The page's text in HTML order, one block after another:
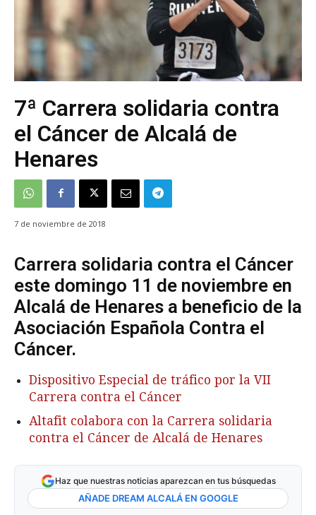
7ª Carrera solidaria contra
el Cáncer de Alcalá de
Henares
7 de noviembre de 2018
Carrera solidaria contra el Cáncer
este domingo 11 de noviembre en
Alcalá de Henares a beneficio de la
Asociación Española Contra el
Cáncer.
Dispositivo Especial de tráfico por la VII
Carrera contra el Cáncer
Altafit colabora con la Carrera solidaria
contra el Cáncer de Alcalá de Henares
Haz que nuestras noticias aparezcan en tus búsquedas
AÑADE DREAM ALCALÁ EN GOOGLE